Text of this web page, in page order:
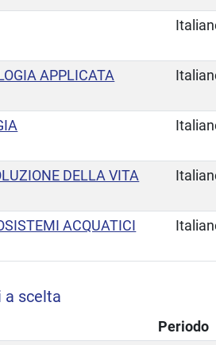
APPLICATA
DELLA VITA
ACQUATICI
a scelta
Periodo